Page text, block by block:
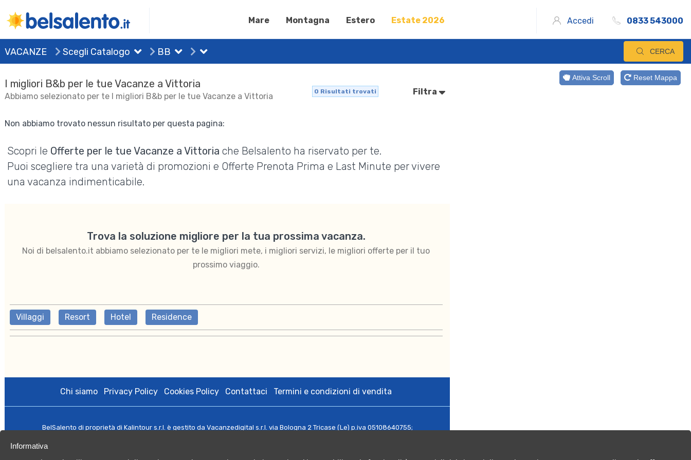
Mare Montagna Estero Estate 2026 Accedi 0833 543000
VACANZE Scegli Catalogo BB CERCA
I migliori B&b per le tue Vacanze a Vittoria
Abbiamo selezionato per te I migliori B&b per le tue Vacanze a Vittoria 0 Risultati trovati Filtra
Non abbiamo trovato nessun risultato per questa pagina:
Scopri le Offerte per le tue Vacanze a Vittoria che Belsalento ha riservato per te.
Puoi scegliere tra una varietà di promozioni e Offerte Prenota Prima e Last Minute per vivere
una vacanza indimenticabile.
Trova la soluzione migliore per la tua prossima vacanza.
Noi di belsalento.it abbiamo selezionato per te le migliori mete, i migliori servizi, le migliori offerte per il tuo
prossimo viaggio.
Villaggi Resort Hotel Residence
Chi siamo Privacy Policy Cookies Policy Contattaci Termini e condizioni di vendita
BelSalento di proprietà di Kalintour s.r.l. è gestito da Vacanzedigital s.r.l. via Bologna 2 Tricase (Le) p.iva 05108640755;
Attiva Scroll Reset Mappa
Informativa